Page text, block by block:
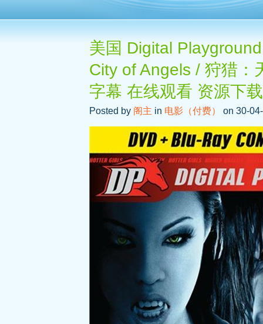
美国 Digital
City of Angels / 狩猎：
字幕 在线观看 资源下载
Posted by 阁主 in 电影（付费） on 30-